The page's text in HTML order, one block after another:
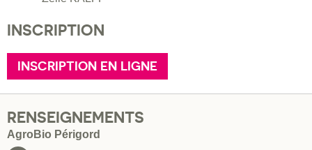
INSCRIPTION
INSCRIPTION EN LIGNE
RENSEIGNEMENTS
AgroBio Périgord